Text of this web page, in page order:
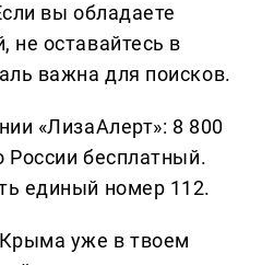
вы обладаете
оставайтесь в
важна для поисков.
«ЛизаАлерт»: 8 800
России бесплатный.
единый номер 112.
уже в твоем